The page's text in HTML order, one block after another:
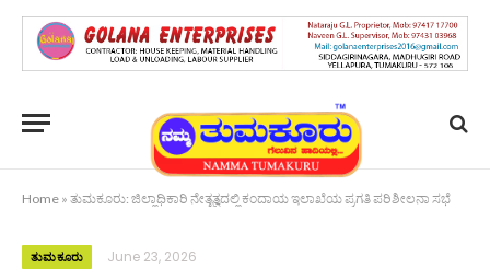
Home » ತುಮಕೂರು: ಜಿಲ್ಲಾಧಿಕಾರಿ ನೇತೃತ್ವದಲ್ಲಿ ಕಂದಾಯ ಇಲಾಖೆಯ ಪ್ರಗತಿ ಪರಿಶೀಲನಾ ಸಭೆ
ತುಮಕೂರು June 23, 2026